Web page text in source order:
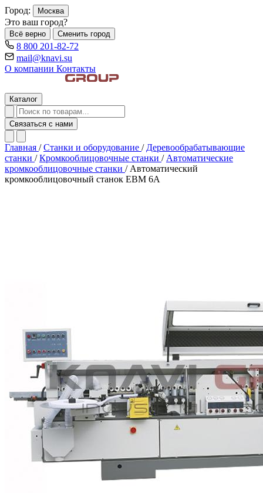
Город: Москва
Это ваш город?
Всё верно Сменить город
8 800 201-82-72
mail@knavi.su
О компании Контакты
Каталог
Связаться с нами
Главная / Станки и оборудование / Деревообрабатывающие
станки / Кромкооблицовочные станки / Автоматические
кромкооблицовочные станки / Автоматический
кромкооблицовочный станок EBM 6А